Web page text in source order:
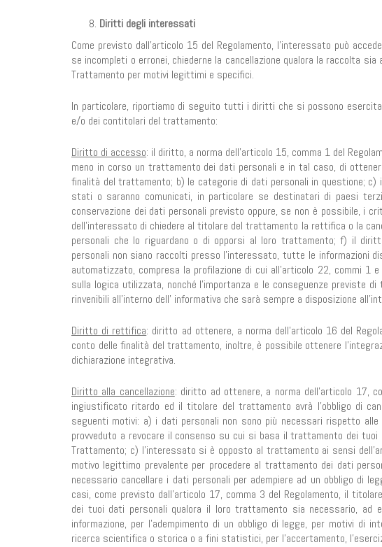
Diritti degli interessati
Come previsto dall’articolo 15 del Regolamento, l’interessato può
se incompleti o erronei, chiederne la cancellazione qualora la raccolta
Trattamento per motivi legittimi e specifici.
In particolare, riportiamo di seguito tutti i diritti che si possono
e/o dei contitolari del trattamento:
Diritto di accesso: il diritto, a norma dell’articolo 15, comma 1 del
meno in corso un trattamento dei dati personali e in tal caso, di
finalità del trattamento; b) le categorie di dati personali in questione;
stati o saranno comunicati, in particolare se destinatari di paesi
conservazione dei dati personali previsto oppure, se non è possibile, i
dell’interessato di chiedere al titolare del trattamento la rettifica o la
personali che lo riguardano o di opporsi al loro trattamento; f) il
personali non siano raccolti presso l’interessato, tutte le informazioni
automatizzato, compresa la profilazione di cui all’articolo 22, commi 1
sulla logica utilizzata, nonché l’importanza e le conseguenze previste
rinvenibili all’interno dell’ informativa che sarà sempre a disposizione
Diritto di rettifica: diritto ad ottenere, a norma dell’articolo 16 del
conto delle finalità del trattamento, inoltre, è possibile ottenere
dichiarazione integrativa.
Diritto alla cancellazione: diritto ad ottenere, a norma dell’articolo 17,
ingiustificato ritardo ed il titolare del trattamento avrà l’obbligo di
seguenti motivi: a) i dati personali non sono più necessari rispetto
provveduto a revocare il consenso su cui si basa il trattamento dei
Trattamento; c) l’interessato si è opposto al trattamento ai sensi
motivo legittimo prevalente per procedere al trattamento dei dati
necessario cancellare i dati personali per adempiere ad un obbligo di
casi, come previsto dall’articolo 17, comma 3 del Regolamento, il
dei tuoi dati personali qualora il loro trattamento sia necessario, ad
informazione, per l’adempimento di un obbligo di legge, per motivi di
ricerca scientifica o storica o a fini statistici, per l’accertamento,